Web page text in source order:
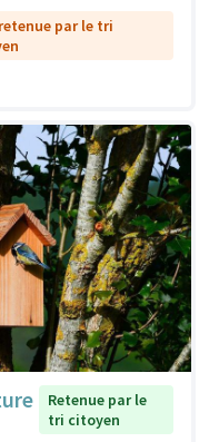
par le tri
Retenue par le
tri citoyen